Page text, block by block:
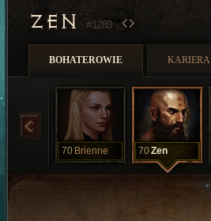
ZEN #1283
BOHATEROWIE KARIERA
70 Brienne 70Zen